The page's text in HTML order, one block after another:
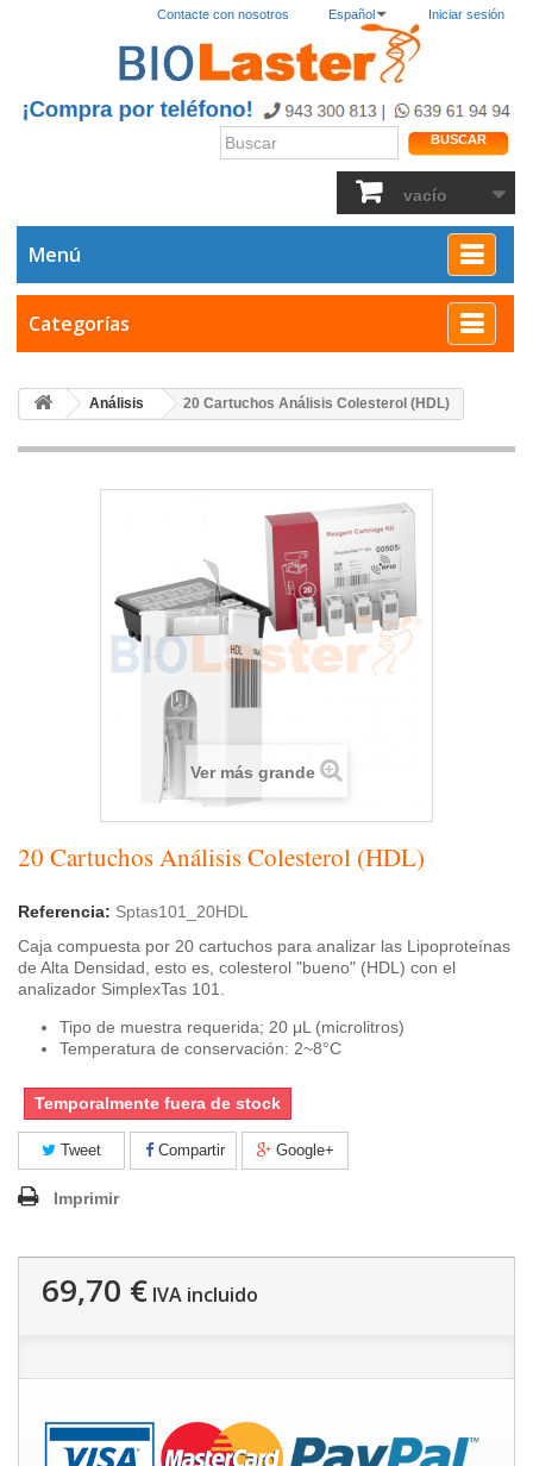
Iniciar sesión
Español
Contacte con nosotros
BUSCAR
vacío
Menú
Categorías
Análisis 20 Cartuchos Análisis Colesterol (HDL)
Ver más grande
20 Cartuchos Análisis Colesterol (HDL)
Referencia: Sptas101_20HDL
Caja compuesta por 20 cartuchos para analizar las L ipoproteínas
de Alta Densidad, esto es, colesterol "bueno" (HDL) con el
analizador SimplexTas 101.
Tipo de muestra requerida; 20 μL (microlitros)
Temperatura de conservación: 2~8°C
Temporalmente fuera de stock
Tweet Compartir Google+
Imprimir
69,70 € IVA incluido